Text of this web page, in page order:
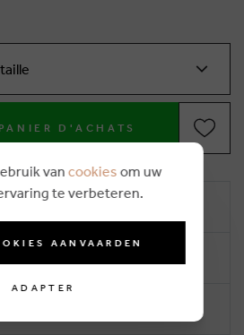
D'ACHATS
van cookies om uw
te verbeteren.
AANVAARDEN
ADAPTER